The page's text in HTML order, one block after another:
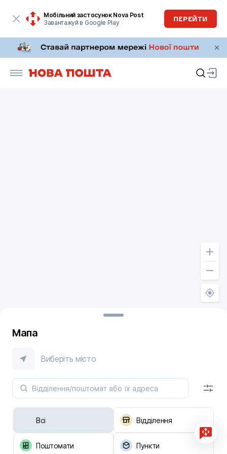
Мобільний застосунок Nova Post
Завантажуй в Google Play
ПЕРЕЙТИ
Мапа
Виберіть місто
Всі Відділення
Поштомати Пункти